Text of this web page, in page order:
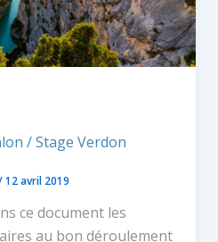
/ Stage Verdon
12 avril 2019
ce document les
au bon déroulement